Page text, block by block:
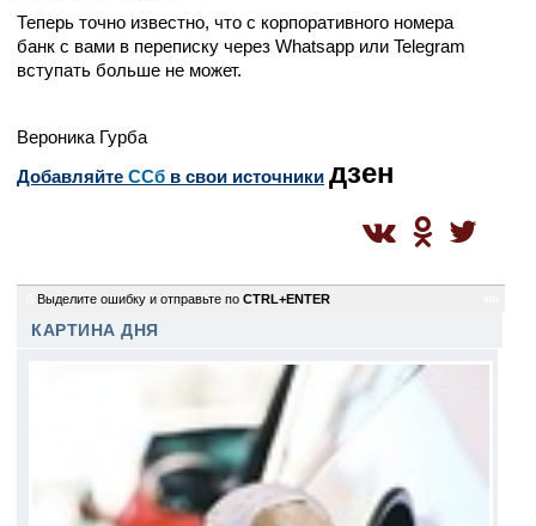
Теперь точно известно, что с корпоративного номера
банк с вами в переписку через Whatsapp или Telegram
вступать больше не может.
Вероника Гурба
Добавляйте CСб в свои источники дзен
Выделите ошибку и отправьте по CTRL+ENTER
КАРТИНА ДНЯ